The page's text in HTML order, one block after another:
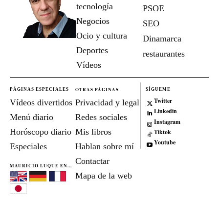
tecnología
Negocios
Ocio y cultura
Deportes
Vídeos
PSOE
SEO
Dinamarca
restaurantes
PÁGINAS ESPECIALES
Vídeos divertidos
Menú diario
Horóscopo diario
Especiales
MAURICIO LUQUE EN...
OTRAS PÁGINAS
Privacidad y legal
Redes sociales
Mis libros
Hablan sobre mí
Contactar
Mapa de la web
SÍGUEME
Twitter
Linkedin
Instagram
Tiktok
Youtube